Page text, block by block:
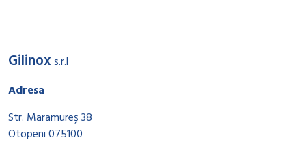
Gilinoxs.r.l
Adresa
Str. Maramureș 38
Otopeni 075100